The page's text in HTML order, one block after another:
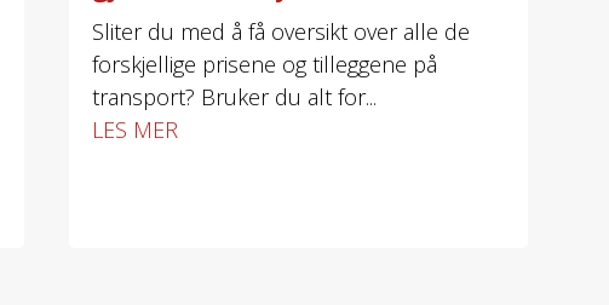
Sliter du med å få oversikt over alle de
forskjellige prisene og tilleggene på
transport? Bruker du alt for...
LES MER